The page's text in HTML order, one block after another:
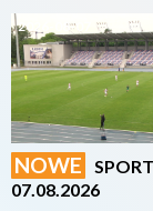
2026-08-07
NOWE
SPORT
07.08.2026